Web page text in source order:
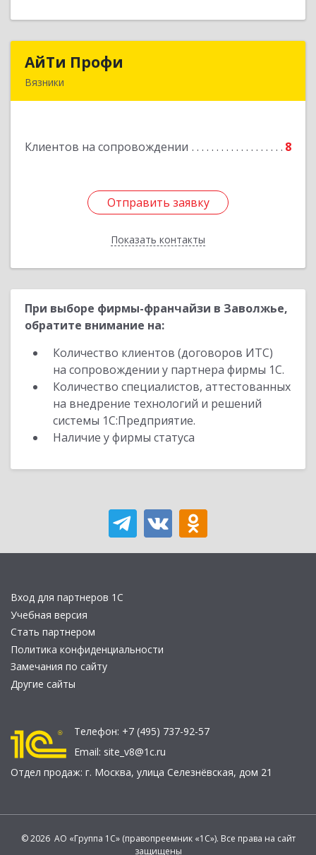
АйТи Профи
Вязники
Клиентов на сопровождении 8
Отправить заявку
Показать контакты
Отправить заявку
Назад
При выборе фирмы-франчайзи в Заволжье,
обратите внимание на:
Количество клиентов (договоров ИТС)
на сопровождении у партнера фирмы 1С.
Количество специалистов, аттестованных
на внедрение технологий и решений
системы 1С:Предприятие.
Наличие у фирмы статуса
Вход для партнеров 1С
Учебная версия
Стать партнером
Политика конфиденциальности
Замечания по сайту
Другие сайты
Телефон: +7 (495) 737-92-57
Email: site_v8@1c.ru
Отдел продаж: г. Москва, улица Селезнёвская, дом 21
© 2026 АО «Группа 1С» (правопреемник «1С»). Все права на сайт
защищены